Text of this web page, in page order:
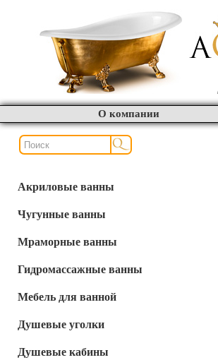
О компании
Акриловые ванны
Чугунные ванны
Мраморные ванны
Гидромассажные ванны
Мебель для ванной
Душевые уголки
Душевые кабины